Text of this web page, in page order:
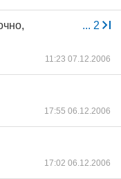
... 2
11:23 07.12.2006
17:55 06.12.2006
17:02 06.12.2006